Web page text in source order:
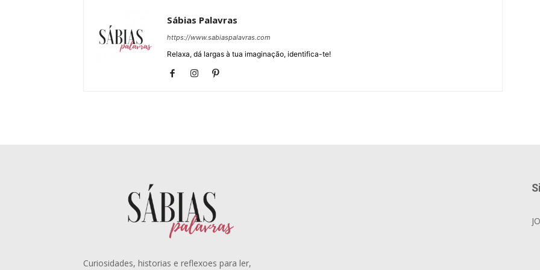
Sábias Palavras
https://www.sabiaspalavras.com
Relaxa, dá largas à tua imaginação, identifica-te!
Curiosidades, historias e reflexoes para ler,